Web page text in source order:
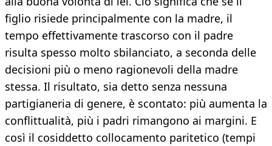
figlio risiede principalmente con la madre, il
tempo effettivamente trascorso con il padre
risulta spesso molto sbilanciato, a seconda delle
decisioni più o meno ragionevoli della madre
stessa. Il risultato, sia detto senza nessuna
partigianeria di genere, è scontato: più aumenta la
conflittualità, più i padri rimangono ai margini. E
così il cosiddetto collocamento paritetico (tempi